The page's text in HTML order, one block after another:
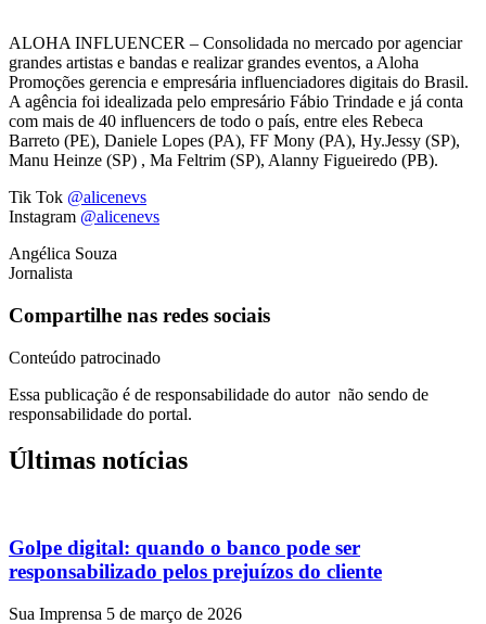
ALOHA INFLUENCER – Consolidada no mercado por agenciar
grandes artistas e bandas e realizar grandes eventos, a Aloha
Promoções gerencia e empresária influenciadores digitais do Brasil.
A agência foi idealizada pelo empresário Fábio Trindade e já conta
com mais de 40 influencers de todo o país, entre eles Rebeca
Barreto (PE), Daniele Lopes (PA), FF Mony (PA), Hy.Jessy (SP),
Manu Heinze (SP) , Ma Feltrim (SP), Alanny Figueiredo (PB).
Tik Tok @alicenevs
Instagram @alicenevs
Angélica Souza
Jornalista
Compartilhe nas redes sociais
Conteúdo patrocinado
Essa publicação é de responsabilidade do autor não sendo de
responsabilidade do portal.
Últimas notícias
Golpe digital: quando o banco pode ser
responsabilizado pelos prejuízos do cliente
Sua Imprensa 5 de março de 2026